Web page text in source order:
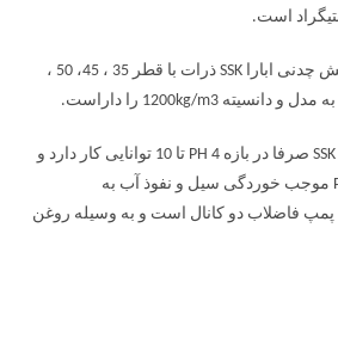
قابلیت مکش پمپ لجن کش چدنی ابارا SSK ذرات با قطر 35 ، 45، 50 ،
پمپ لجن کش چدنی ابارا SSK صرفا در بازه PH 4 تا 10 توانایی کار دارد و
در صورت عدم توجه به PH موجب خوردگی سیل و نفوذ آب به
پمپ فاضلاب دو کانال است و به وسیله روغن